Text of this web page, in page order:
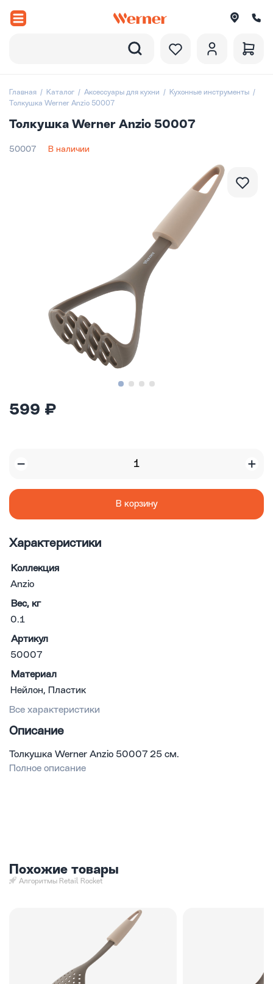
Главная Каталог Аксессуары для кухни
Кухонные инструменты
Толкушка Werner Anzio 50007
Толкушка Werner Anzio 50007
50007 В наличии
599 ₽
В корзину
Характеристики
Коллекция
Anzio
Вес, кг
0.1
Артикул
50007
Материал
Нейлон, Пластик
Все характеристики
Описание
Толкушка Werner Anzio 50007 25 см.
Полное описание
Похожие товары
Алгоритмы Retail Rocket